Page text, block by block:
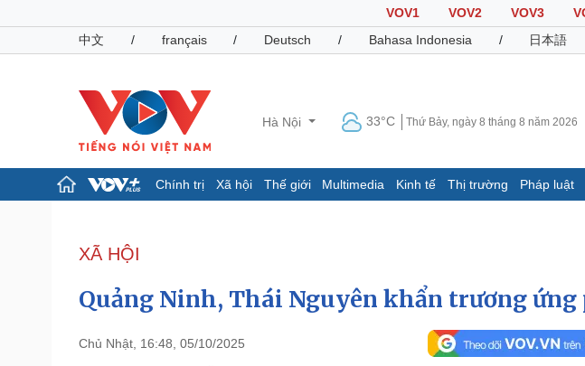
VOV1 VOV2 VOV3
中文
/ français / Deutsch / Bahasa Indonesia / 日本語
Hà Nội 33°C Thứ Bảy, ngày 8 tháng 8 năm 2026
Chính trị Xã hội Thế giới Multimedia Kinh tế Thị trường Pháp luật
Đảng
Tổ chức nhân sự
Quốc hội
Nhận diện sự thật
Dấu ấn VOV
XÃ HỘI
Quảng Ninh, Thái Nguyên khẩn trương ứng
Chủ Nhật, 16:48, 05/10/2025